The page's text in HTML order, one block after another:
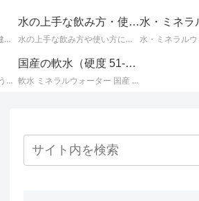
体の不調の改善に効果的、健康や美容によい水についてなど、知っているとお得な情報。
水の上手な飲み方・使い方
水の上手な飲み方や使い方についての情報。
国産ミネラルウォーター のうち、 北海道・東北地方のミネラルウォーター に関する情報です。
国産の軟水（硬度 51-100mg/L）
軟水 ミネラルウォーター 国産 （ 硬度 51 ～ 100 ）に関する情報です。日本のミネラルウォーターはほとんどが軟水ですが、その中でも硬度が 51 ～ 100mg/L までの 軟水 を紹介します。